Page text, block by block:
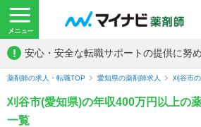
! 安心・安全な転職サポートの提供に努め
薬剤師の求人・転職TOP 愛知県の薬剤師求人 刈谷市
刈谷市(愛知県)の年収400万円以上の
一覧